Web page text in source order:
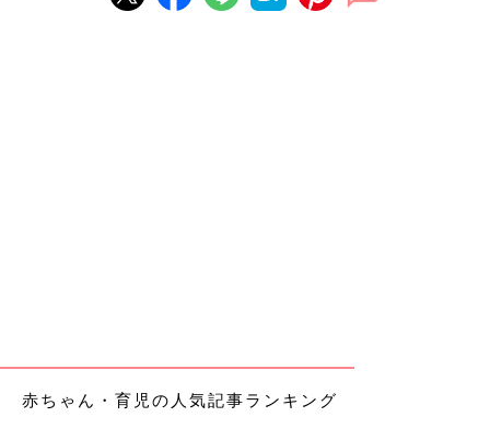
赤ちゃん・育児の人気記事ランキング